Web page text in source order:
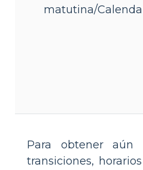
matutina/
Para obtener aún
transiciones,